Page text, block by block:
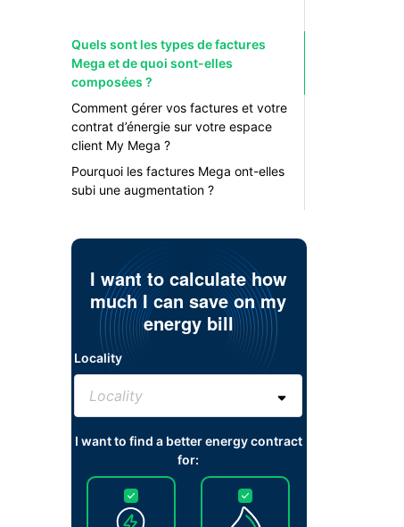
Quels sont les types de factures
Mega et de quoi sont-elles
composées ?
Comment gérer vos factures et votre
contrat d’énergie sur votre espace
client My Mega ?
Pourquoi les factures Mega ont-elles
subi une augmentation ?
I want to calculate how
much I can save on my
energy bill
Locality
I want to find a better energy contract
for: